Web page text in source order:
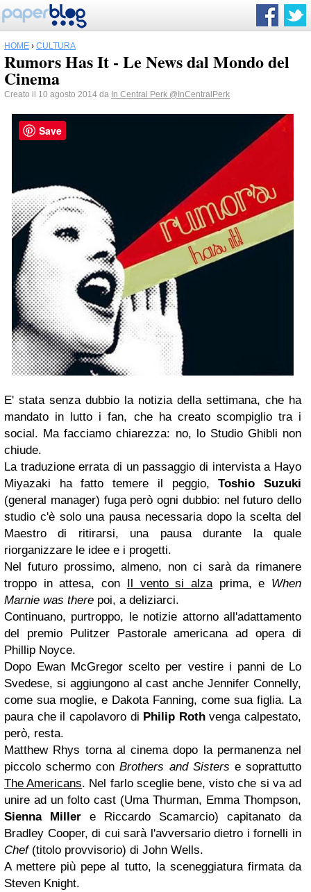
HOME › CULTURA
Rumors Has It - Le News dal Mondo del
Cinema
Creato il 10 agosto 2014 da In Central Perk @InCentralPerk
E' stata senza dubbio la notizia della settimana, che ha
mandato in lutto i fan, che ha creato scompiglio tra i
social. Ma facciamo chiarezza: no, lo Studio Ghibli non
chiude.
La traduzione errata di un passaggio di intervista a Hayo
Miyazaki ha fatto temere il peggio,Toshio Suzuki
(general manager) fuga però ogni dubbio: nel futuro dello
studio c'è solo una pausa necessaria dopo la scelta del
Maestro di ritirarsi, una pausa durante la quale
riorganizzare le idee e i progetti.
Nel futuro prossimo, almeno, non ci sarà da rimanere
troppo in attesa, con Il vento si alzaprima, e When
Marnie was there poi, a deliziarci.
Continuano, purtroppo, le notizie attorno all'adattamento
del premio Pulitzer Pastorale americana ad opera di
Phillip Noyce.
Dopo Ewan McGregor scelto per vestire i panni de Lo
Svedese, si aggiungono al cast anche Jennifer Connelly,
come sua moglie, e Dakota Fanning, come sua figlia. La
paura che il capolavoro di Philip Rothvenga calpestato,
però, resta.
Matthew Rhys torna al cinema dopo la permanenza nel
piccolo schermo conBrothers and Sisters e soprattutto
The Americans. Nel farlo sceglie bene, visto che si va ad
unire ad un folto cast (Uma Thurman, Emma Thompson,
Sienna Miller e Riccardo Scamarcio) capitanato da
Bradley Cooper, di cui sarà l'avversario dietro i fornelli in
Chef (titolo provvisorio) di John Wells.
A mettere più pepe al tutto, la sceneggiatura firmata da
Steven Knight.
Save